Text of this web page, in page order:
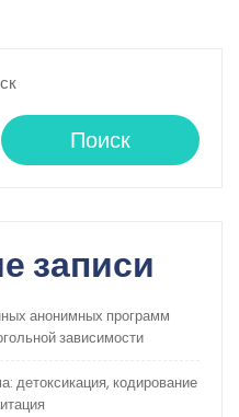
Поиск
записи
анонимных программ
зависимости
детоксикация, кодирование